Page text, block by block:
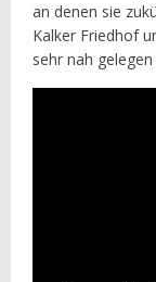
an denen sie
Kalker Friedhof
sehr nah